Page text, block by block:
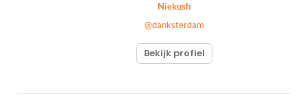
Niekush
@danksterdam
Bekijk profiel